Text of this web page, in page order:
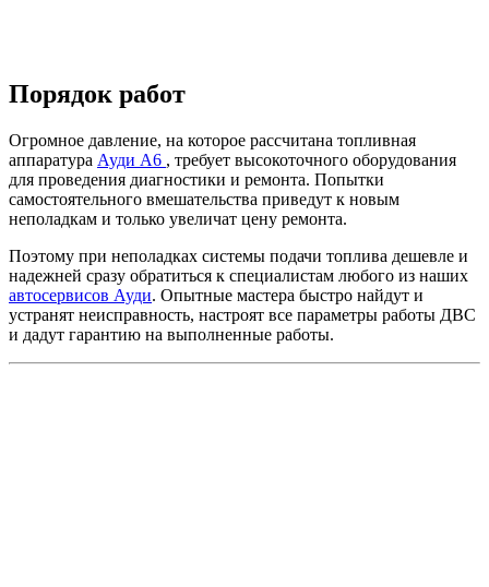
Порядок работ
Огромное давление, на которое рассчитана топливная
аппаратура Ауди А6 , требует высокоточного оборудования
для проведения диагностики и ремонта. Попытки
самостоятельного вмешательства приведут к новым
неполадкам и только увеличат цену ремонта.
Поэтому при неполадках системы подачи топлива дешевле и
надежней сразу обратиться к специалистам любого из наших
автосервисов Ауди. Опытные мастера быстро найдут и
устранят неисправность, настроят все параметры работы ДВС
и дадут гарантию на выполненные работы.